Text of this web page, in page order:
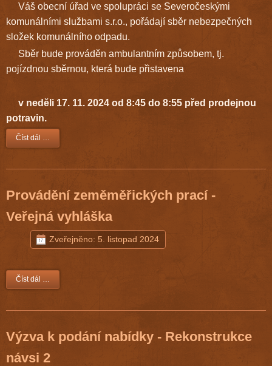
Váš obecní úřad ve spolupráci se Severočeskými
komunálními službami s.r.o., pořádají sběr nebezpečných
složek komunálního odpadu.
Sběr bude prováděn ambulantním způsobem, tj.
pojízdnou sběrnou, která bude přistavena
v neděli 17. 11. 2024 od 8:45 do 8:55 před prodejnou
potravin.
Číst dál …
Provádění zeměměřických prací -
Veřejná vyhláška
Zveřejněno: 5. listopad 2024
Číst dál …
Výzva k podání nabídky - Rekonstrukce
návsi 2